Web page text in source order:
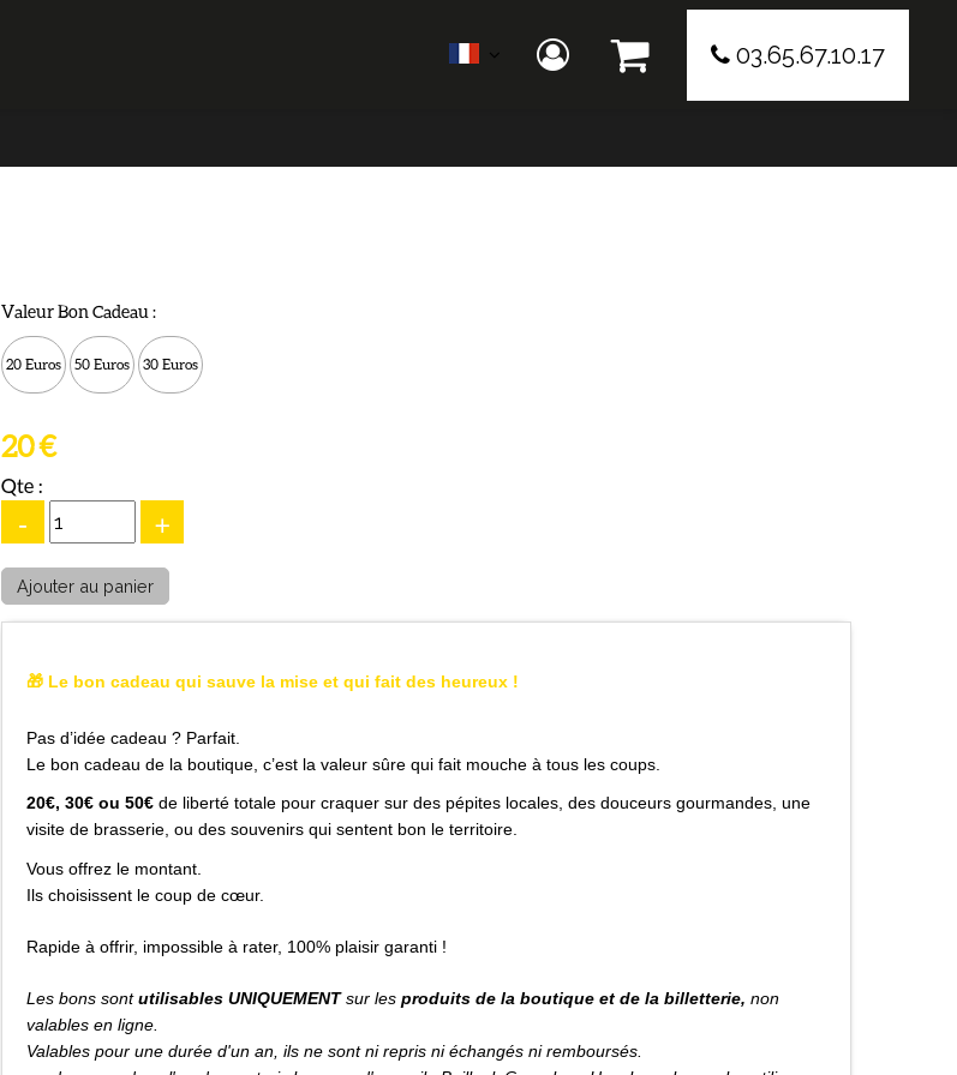
03.65.67.10.17
Valeur Bon Cadeau :
20 Euros 50 Euros 30 Euros
20 €
Qte :
- +
🎁 Le bon cadeau qui sauve la mise et qui fait des heureux !
Pas d’idée cadeau ? Parfait.
Le bon cadeau de la boutique, c’est la valeur sûre qui fait mouche à tous les coups.
20€, 30€ ou 50€ de liberté totale pour craquer sur des pépites locales, des douceurs gourmandes, une
visite de brasserie, ou des souvenirs qui sentent bon le territoire.
Vous offrez le montant.
Ils choisissent le coup de cœur.
Rapide à offrir, impossible à rater, 100% plaisir garanti !
Les bons sontutilisables UNIQUEMENTsur les produits de la boutique et de la billetterie, non
valables en ligne.
Valables pour une durée d'un an, ils ne sont ni repris ni échangés ni remboursés.